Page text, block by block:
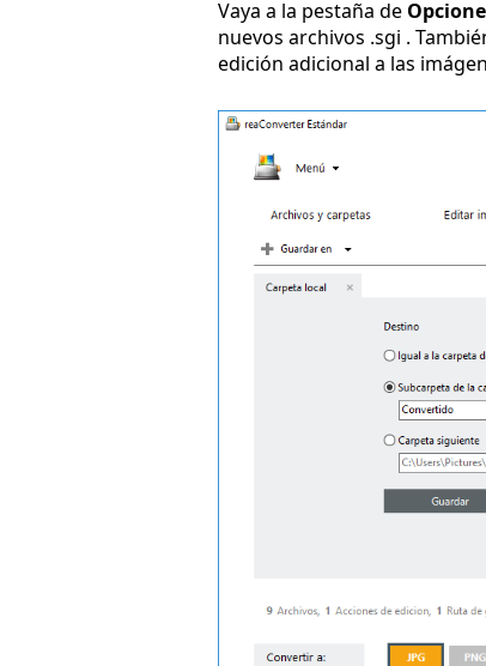
Vaya a la pestaña de
nuevos archivos .sgi .
edición adicional a las